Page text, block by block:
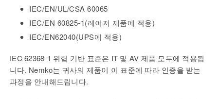
IEC/EN/UL/CSA 60065
IEC/EN 60825-1(레이저 제품에 적용)
IEC/EN62040(UPS에 적용)
IEC 62368-1 위험 기반 표준은 IT 및 AV 제품 모두에 적용됩
니다. Nemko는 귀사의 제품이 이 표준에 따라 인증을 받는
과정을 안내해드립니다.